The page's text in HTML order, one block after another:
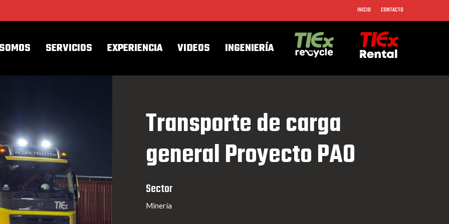
INICIO CONTACTO
SERVICIOS EXPERIENCIA VIDEOS INGENIERÍA
Transporte de carga
general Proyecto PAO
Sector
Minería